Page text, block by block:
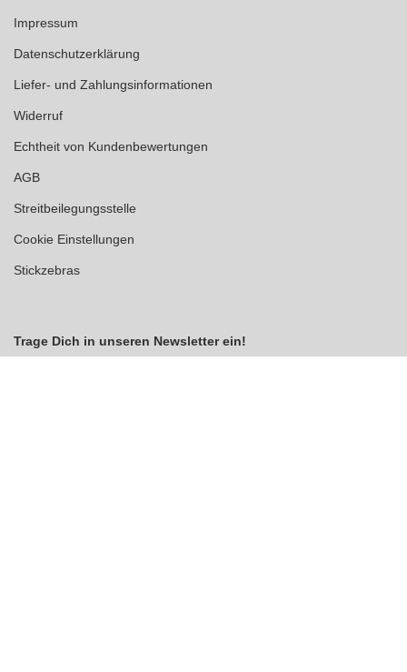
Impressum
Datenschutzerklärung
Liefer- und Zahlungsinformationen
Widerruf
Echtheit von Kundenbewertungen
AGB
Streitbeilegungsstelle
Cookie Einstellungen
Stickzebras
Trage Dich in unseren Newsletter ein!